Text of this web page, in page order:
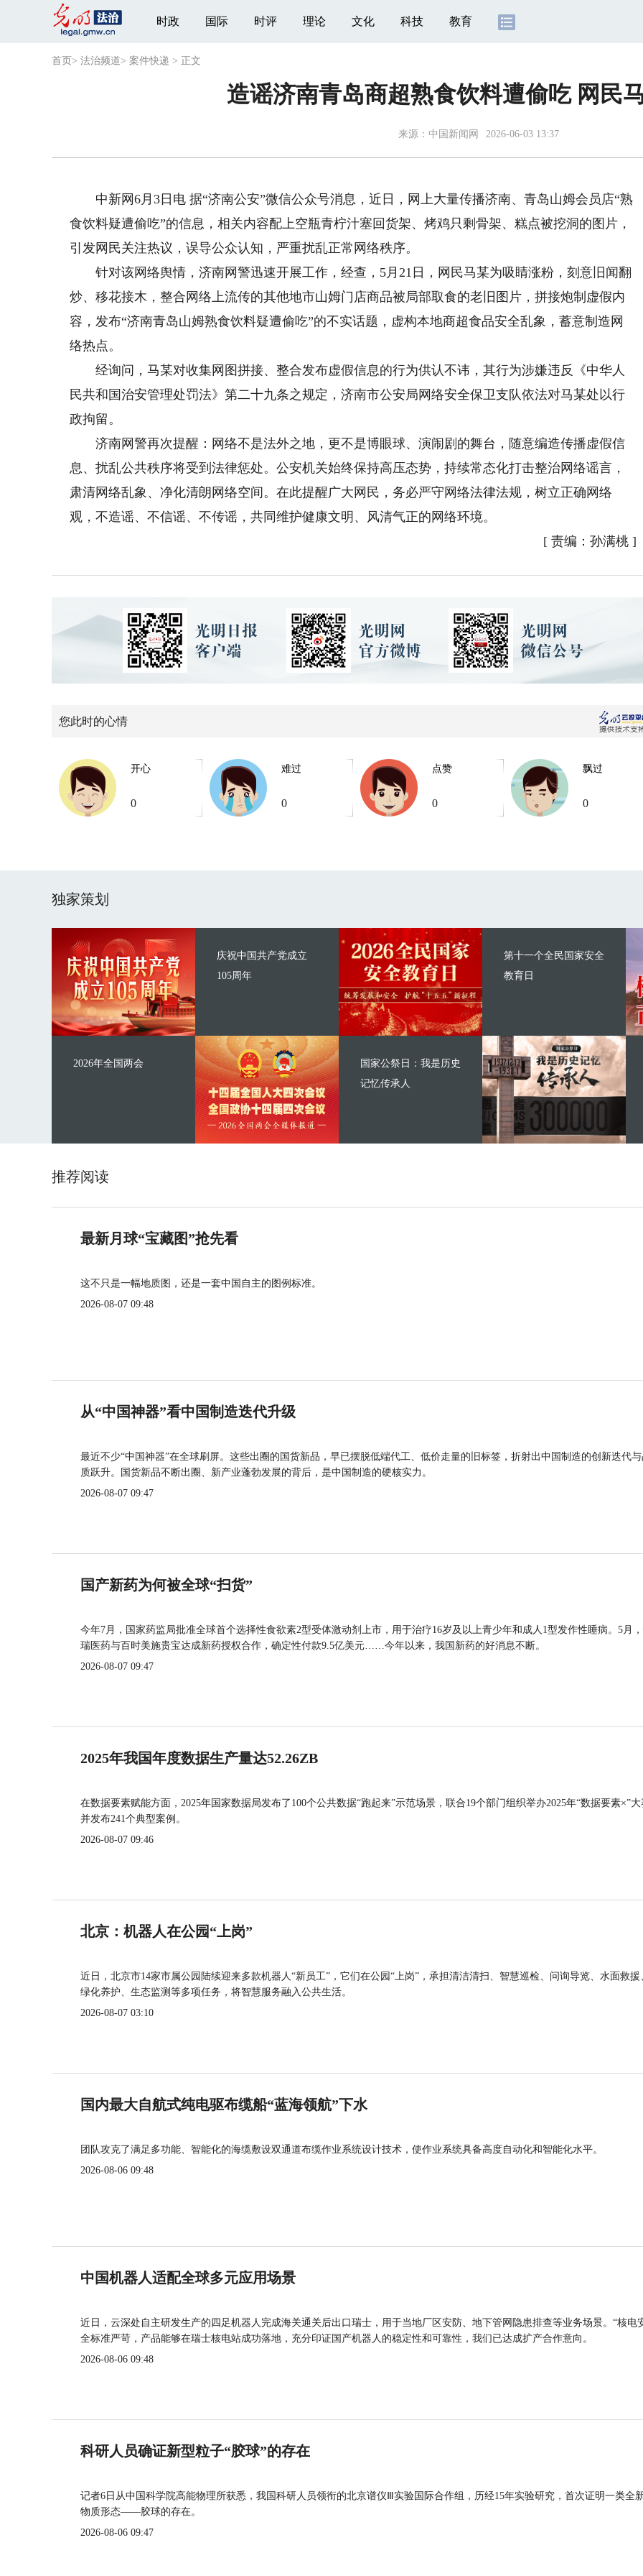
时政 国际 时评 理论 文化 科技 教育
首页 > 法治频道> 案件快递 > 正文
造谣济南青岛商超熟食饮料遭偷吃 网民
来源： 中国新闻网 2026-06-03 13:37
中新网6月3日电 据“济南公安”微信公众号消息，近日，网上大量传播济南、青岛山姆会员店“熟
食饮料疑遭偷吃”的信息，相关内容配上空瓶青柠汁塞回货架、烤鸡只剩骨架、糕点被挖洞的图片，
引发网民关注热议，误导公众认知，严重扰乱正常网络秩序。
针对该网络舆情，济南网警迅速开展工作，经查，5月21日，网民马某为吸睛涨粉，刻意旧闻翻
炒、移花接木，整合网络上流传的其他地市山姆门店商品被局部取食的老旧图片，拼接炮制虚假内
容，发布“济南青岛山姆熟食饮料疑遭偷吃”的不实话题，虚构本地商超食品安全乱象，蓄意制造网
络热点。
经询问，马某对收集网图拼接、整合发布虚假信息的行为供认不讳，其行为涉嫌违反《中华人
民共和国治安管理处罚法》第二十九条之规定，济南市公安局网络安全保卫支队依法对马某处以行
政拘留。
济南网警再次提醒：网络不是法外之地，更不是博眼球、演闹剧的舞台，随意编造传播虚假信
息、扰乱公共秩序将受到法律惩处。公安机关始终保持高压态势，持续常态化打击整治网络谣言，
肃清网络乱象、净化清朗网络空间。在此提醒广大网民，务必严守网络法律法规，树立正确网络
观，不造谣、不信谣、不传谣，共同维护健康文明、风清气正的网络环境。
[ 责编：孙满桃 ]
您此时的心情
开心
0
难过
0
点赞
0
飘过
0
独家策划
庆祝中国共产党成立
105周年
2026年全国两会
第十一个全民国家安全
教育日
国家公祭日：我是历史
记忆传承人
推荐阅读
最新月球“宝藏图”抢先看
这不只是一幅地质图，还是一套中国自主的图例标准。
2026-08-07 09:48
从“中国神器”看中国制造迭代升级
最近不少“中国神器”在全球刷屏。这些出圈的国货新品，早已摆脱低端代工、低价走量的旧标签，折射出中国制造的创新迭代
质跃升。国货新品不断出圈、新产业蓬勃发展的背后，是中国制造的硬核实力。
2026-08-07 09:47
国产新药为何被全球“扫货”
今年7月，国家药监局批准全球首个选择性食欲素2型受体激动剂上市，用于治疗16岁及以上青少年和成人1型发作性睡病。5月
瑞医药与百时美施贵宝达成新药授权合作，确定性付款9.5亿美元……今年以来，我国新药的好消息不断。
2026-08-07 09:47
2025年我国年度数据生产量达52.26ZB
在数据要素赋能方面，2025年国家数据局发布了100个公共数据“跑起来”示范场景，联合19个部门组织举办2025年“数据要素×”大
并发布241个典型案例。
2026-08-07 09:46
北京：机器人在公园“上岗”
近日，北京市14家市属公园陆续迎来多款机器人“新员工”，它们在公园“上岗”，承担清洁清扫、智慧巡检、问询导览、水面救援
绿化养护、生态监测等多项任务，将智慧服务融入公共生活。
2026-08-07 03:10
国内最大自航式纯电驱布缆船“蓝海领航”下水
团队攻克了满足多功能、智能化的海缆敷设双通道布缆作业系统设计技术，使作业系统具备高度自动化和智能化水平。
2026-08-06 09:48
中国机器人适配全球多元应用场景
近日，云深处自主研发生产的四足机器人完成海关通关后出口瑞士，用于当地厂区安防、地下管网隐患排查等业务场景。“核电
全标准严苛，产品能够在瑞士核电站成功落地，充分印证国产机器人的稳定性和可靠性，我们已达成扩产合作意向。
2026-08-06 09:48
科研人员确证新型粒子“胶球”的存在
记者6日从中国科学院高能物理所获悉，我国科研人员领衔的北京谱仪Ⅲ实验国际合作组，历经15年实验研究，首次证明一类全
物质形态——胶球的存在。
2026-08-06 09:47